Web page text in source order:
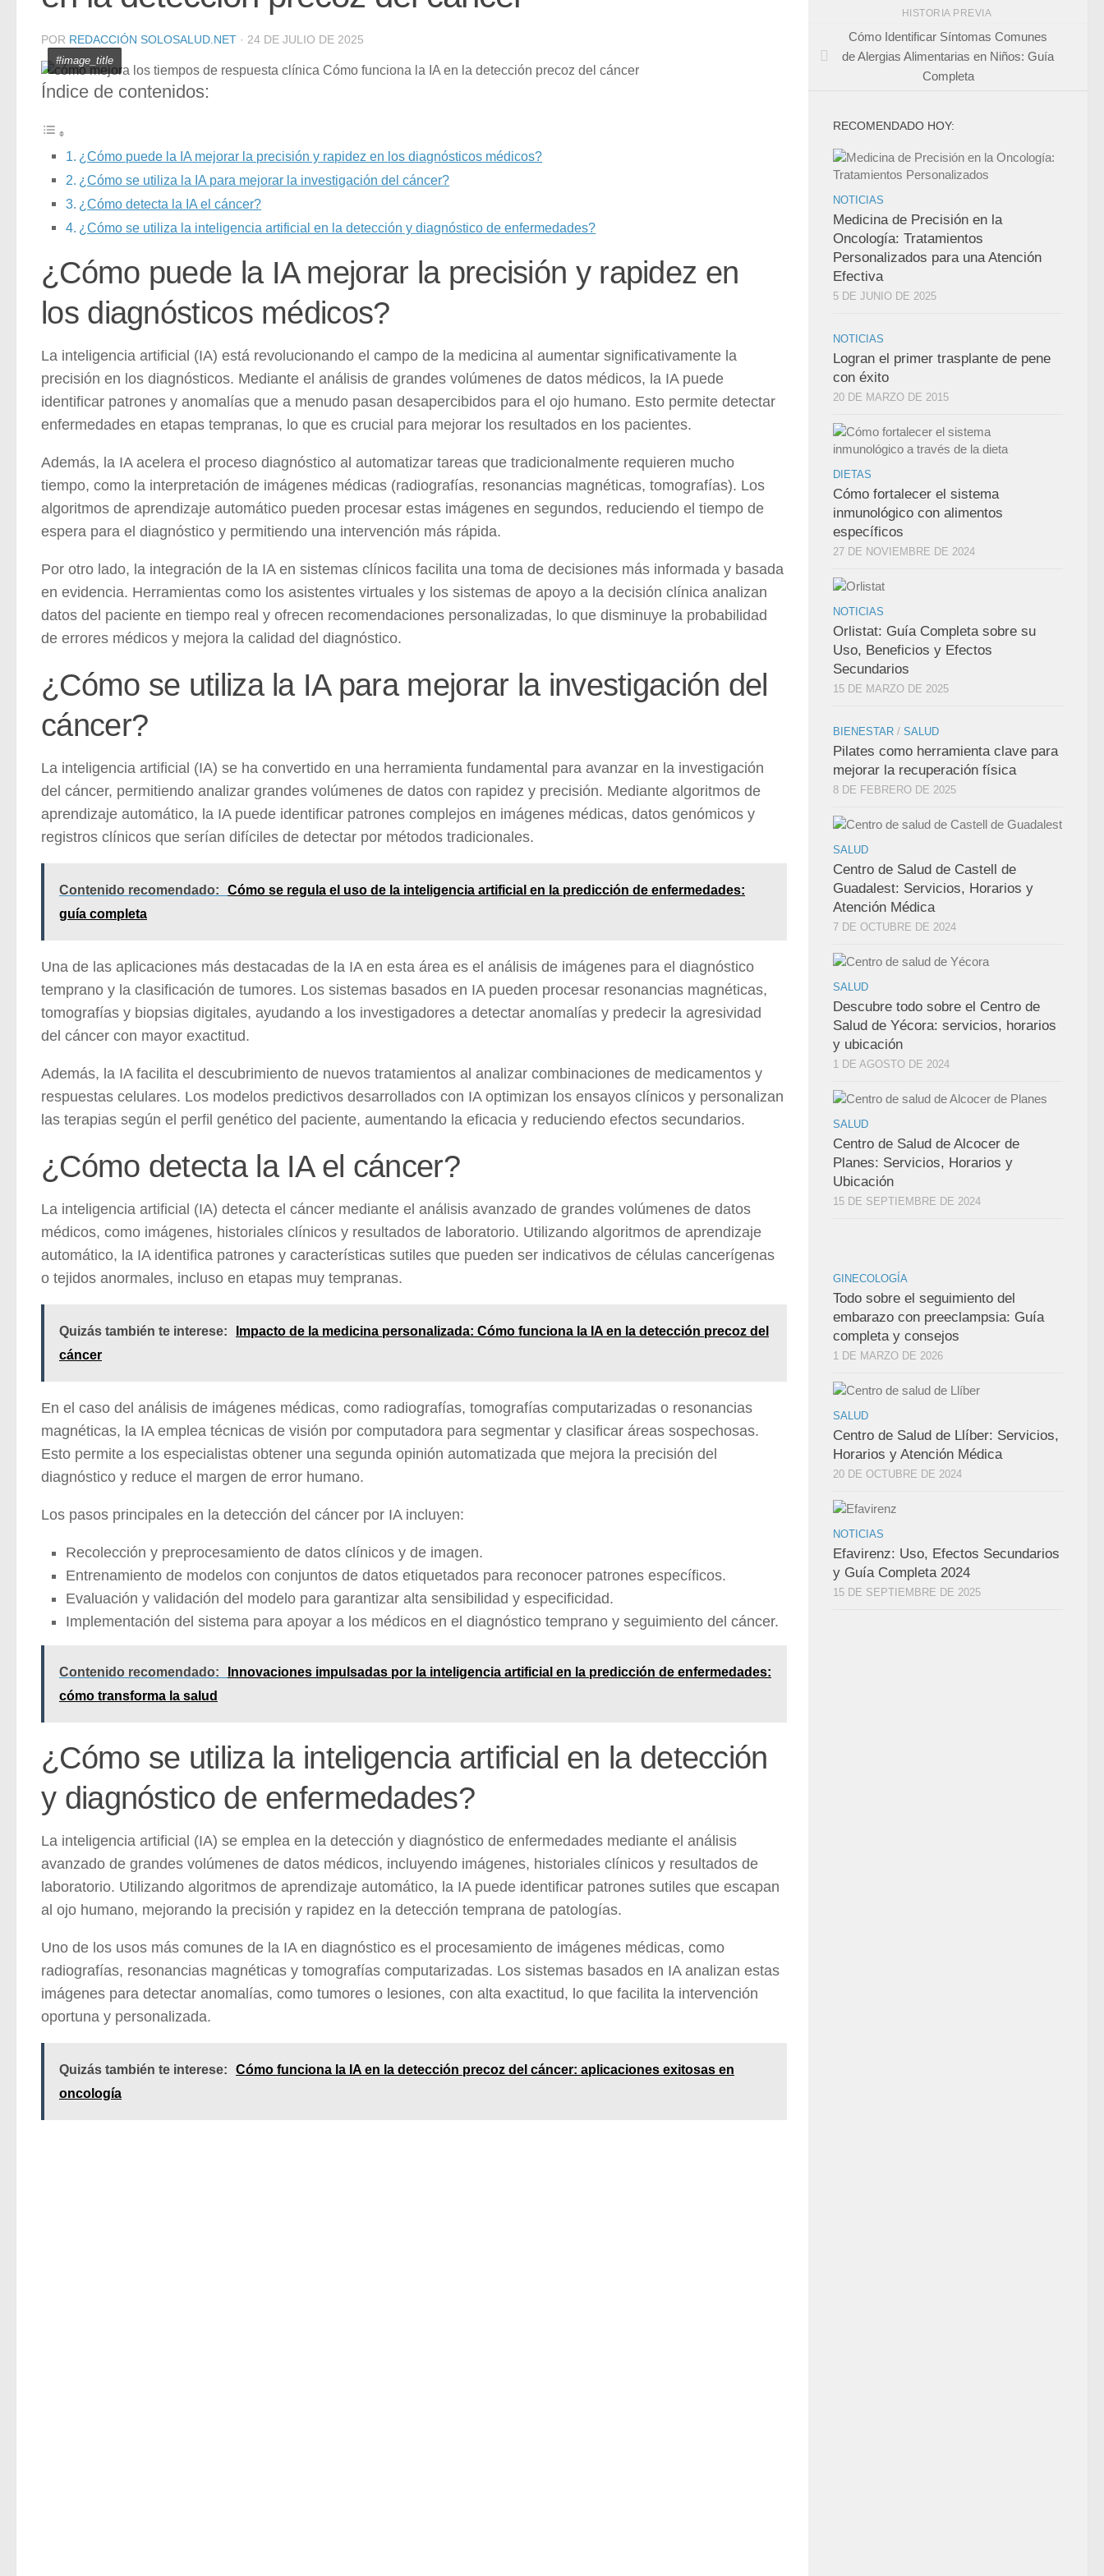
POR REDACCIÓN SOLOSALUD.NET · 24 DE JULIO DE 2025
#image_title
Índice de contenidos:
¿Cómo puede la IA mejorar la precisión y rapidez en los diagnósticos médicos?
¿Cómo se utiliza la IA para mejorar la investigación del cáncer?
¿Cómo detecta la IA el cáncer?
¿Cómo se utiliza la inteligencia artificial en la detección y diagnóstico de enfermedades?
¿Cómo puede la IA mejorar la precisión y rapidez en
los diagnósticos médicos?
La inteligencia artificial (IA) está revolucionando el campo de la medicina al aumentar significativamente la
precisión en los diagnósticos. Mediante el análisis de grandes volúmenes de datos médicos, la IA puede
identificar patrones y anomalías que a menudo pasan desapercibidos para el ojo humano. Esto permite detectar
enfermedades en etapas tempranas, lo que es crucial para mejorar los resultados en los pacientes.
Además, la IA acelera el proceso diagnóstico al automatizar tareas que tradicionalmente requieren mucho
tiempo, como la interpretación de imágenes médicas (radiografías, resonancias magnéticas, tomografías). Los
algoritmos de aprendizaje automático pueden procesar estas imágenes en segundos, reduciendo el tiempo de
espera para el diagnóstico y permitiendo una intervención más rápida.
Por otro lado, la integración de la IA en sistemas clínicos facilita una toma de decisiones más informada y basada
en evidencia. Herramientas como los asistentes virtuales y los sistemas de apoyo a la decisión clínica analizan
datos del paciente en tiempo real y ofrecen recomendaciones personalizadas, lo que disminuye la probabilidad
de errores médicos y mejora la calidad del diagnóstico.
¿Cómo se utiliza la IA para mejorar la investigación del
cáncer?
La inteligencia artificial (IA) se ha convertido en una herramienta fundamental para avanzar en la investigación
del cáncer, permitiendo analizar grandes volúmenes de datos con rapidez y precisión. Mediante algoritmos de
aprendizaje automático, la IA puede identificar patrones complejos en imágenes médicas, datos genómicos y
registros clínicos que serían difíciles de detectar por métodos tradicionales.
Contenido recomendado:
Cómo se regula el uso de la inteligencia artificial en la predicción de enfermedades:
guía completa
Una de las aplicaciones más destacadas de la IA en esta área es el análisis de imágenes para el diagnóstico
temprano y la clasificación de tumores. Los sistemas basados en IA pueden procesar resonancias magnéticas,
tomografías y biopsias digitales, ayudando a los investigadores a detectar anomalías y predecir la agresividad
del cáncer con mayor exactitud.
Además, la IA facilita el descubrimiento de nuevos tratamientos al analizar combinaciones de medicamentos y
respuestas celulares. Los modelos predictivos desarrollados con IA optimizan los ensayos clínicos y personalizan
las terapias según el perfil genético del paciente, aumentando la eficacia y reduciendo efectos secundarios.
¿Cómo detecta la IA el cáncer?
La inteligencia artificial (IA) detecta el cáncer mediante el análisis avanzado de grandes volúmenes de datos
médicos, como imágenes, historiales clínicos y resultados de laboratorio. Utilizando algoritmos de aprendizaje
automático, la IA identifica patrones y características sutiles que pueden ser indicativos de células cancerígenas
o tejidos anormales, incluso en etapas muy tempranas.
Quizás también te interese:
Impacto de la medicina personalizada: Cómo funciona la IA en la detección precoz del
cáncer
En el caso del análisis de imágenes médicas, como radiografías, tomografías computarizadas o resonancias
magnéticas, la IA emplea técnicas de visión por computadora para segmentar y clasificar áreas sospechosas.
Esto permite a los especialistas obtener una segunda opinión automatizada que mejora la precisión del
diagnóstico y reduce el margen de error humano.
Los pasos principales en la detección del cáncer por IA incluyen:
Recolección y preprocesamiento de datos clínicos y de imagen.
Entrenamiento de modelos con conjuntos de datos etiquetados para reconocer patrones específicos.
Evaluación y validación del modelo para garantizar alta sensibilidad y especificidad.
Implementación del sistema para apoyar a los médicos en el diagnóstico temprano y seguimiento del cáncer.
Contenido recomendado:
Innovaciones impulsadas por la inteligencia artificial en la predicción de enfermedades:
cómo transforma la salud
¿Cómo se utiliza la inteligencia artificial en la detección
y diagnóstico de enfermedades?
La inteligencia artificial (IA) se emplea en la detección y diagnóstico de enfermedades mediante el análisis
avanzado de grandes volúmenes de datos médicos, incluyendo imágenes, historiales clínicos y resultados de
laboratorio. Utilizando algoritmos de aprendizaje automático, la IA puede identificar patrones sutiles que escapan
al ojo humano, mejorando la precisión y rapidez en la detección temprana de patologías.
Uno de los usos más comunes de la IA en diagnóstico es el procesamiento de imágenes médicas, como
radiografías, resonancias magnéticas y tomografías computarizadas. Los sistemas basados en IA analizan estas
imágenes para detectar anomalías, como tumores o lesiones, con alta exactitud, lo que facilita la intervención
oportuna y personalizada.
Quizás también te interese:
Cómo funciona la IA en la detección precoz del cáncer: aplicaciones exitosas en
oncología
HISTORIA PREVIA
Cómo Identificar Síntomas Comunes
de Alergias Alimentarias en Niños: Guía
Completa
RECOMENDADO HOY:
NOTICIAS
Medicina de Precisión en la
Oncología: Tratamientos
Personalizados para una Atención
Efectiva
5 DE JUNIO DE 2025
NOTICIAS
Logran el primer trasplante de pene
con éxito
20 DE MARZO DE 2015
DIETAS
Cómo fortalecer el sistema
inmunológico con alimentos
específicos
27 DE NOVIEMBRE DE 2024
NOTICIAS
Orlistat: Guía Completa sobre su
Uso, Beneficios y Efectos
Secundarios
15 DE MARZO DE 2025
BIENESTAR / SALUD
Pilates como herramienta clave para
mejorar la recuperación física
8 DE FEBRERO DE 2025
SALUD
Centro de Salud de Castell de
Guadalest: Servicios, Horarios y
Atención Médica
7 DE OCTUBRE DE 2024
SALUD
Descubre todo sobre el Centro de
Salud de Yécora: servicios, horarios
y ubicación
1 DE AGOSTO DE 2024
SALUD
Centro de Salud de Alcocer de
Planes: Servicios, Horarios y
Ubicación
15 DE SEPTIEMBRE DE 2024
GINECOLOGÍA
Todo sobre el seguimiento del
embarazo con preeclampsia: Guía
completa y consejos
1 DE MARZO DE 2026
SALUD
Centro de Salud de Llíber: Servicios,
Horarios y Atención Médica
20 DE OCTUBRE DE 2024
NOTICIAS
Efavirenz: Uso, Efectos Secundarios
y Guía Completa 2024
15 DE SEPTIEMBRE DE 2025